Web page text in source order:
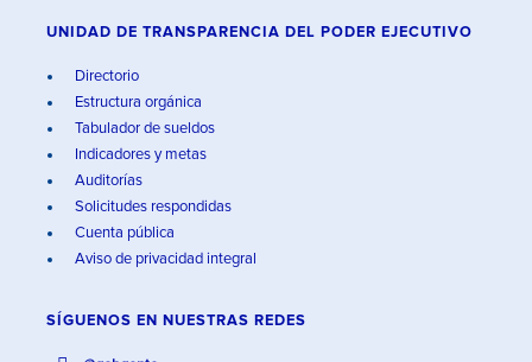
UNIDAD DE TRANSPARENCIA DEL PODER EJECUTIVO
Directorio
Estructura orgánica
Tabulador de sueldos
Indicadores y metas
Auditorías
Solicitudes respondidas
Cuenta pública
Aviso de privacidad integral
SÍGUENOS EN NUESTRAS REDES